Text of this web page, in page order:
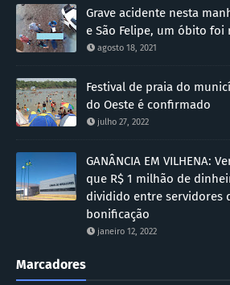
Grave acidente nesta
e São Felipe, um óbito foi
agosto 18, 2021
Festival de praia do
do Oeste é confirmado
julho 27, 2022
GANÂNCIA EM VILHENA:
que R$ 1 milhão de
dividido entre servidores
bonificação
janeiro 12, 2022
Marcadores